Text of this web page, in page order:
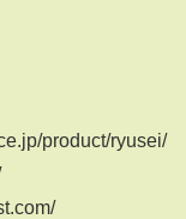
product/ryusei/